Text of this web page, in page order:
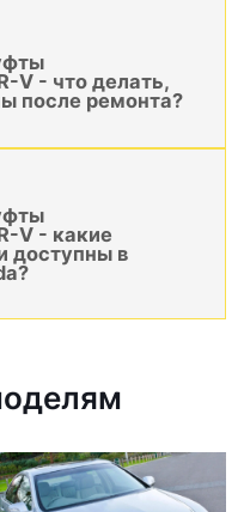
V - что делать,
после ремонта?
V - какие
доступны в